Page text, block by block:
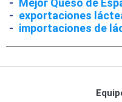
- Mejor Queso de
- exportaciones
- importaciones de